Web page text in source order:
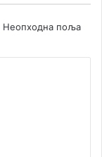
Неопходна поља